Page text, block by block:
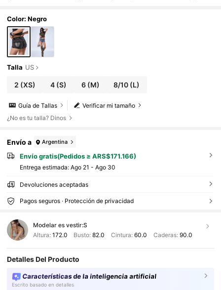
festival de música, festival EDM, uso diario
Color: Negro
Talla US
2 (XS) 4(S) 6(M) 8/10 (L)
Verificar mi tamaño
Guía de Tallas
¿No es tu talla? Dinos
Envío a Argentina
Envío gratis(Pedidos ≥ ARS$171.166)
Entrega estimada: Ago 21 - Ago 30
Devoluciones aceptadas
Pagos seguros · Protección de privacidad
Modelar es vestir:S
Altura: 172.0 Busto:82.0 Cintura: 60.0 Caderas: 90.0
Detalles Del Producto
Características de la inteligencia artificial
Escrito basado en detalles